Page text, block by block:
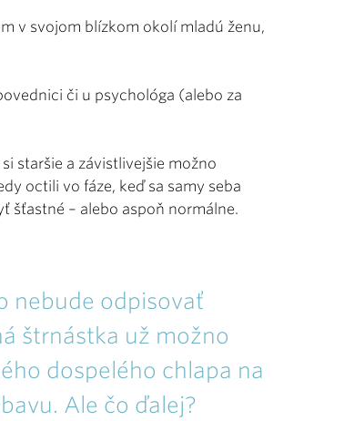
v svojom blízkom okolí mladú ženu,
či u psychológa (alebo za
staršie a závistlivejšie možno
octili vo fáze, keď sa samy seba
šťastné – alebo aspoň normálne.
nebude odpisovať
štrnástka už možno
dospelého chlapa na
Ale čo ďalej?